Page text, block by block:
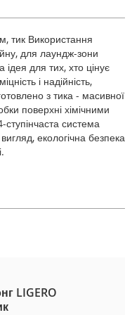
тик Використання
для лаундж-зони
для тих, хто цінує
і надійність,
з тика - масивної
поверхні хімічними
ступінчаста система
екологічна безпека
LIGERO